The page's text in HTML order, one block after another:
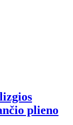
plieno